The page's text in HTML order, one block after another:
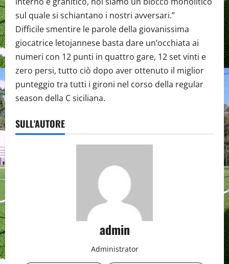
sul quale si schiantano i nostri avversari.”
Difficile smentire le parole della giovanissima
giocatrice letojannese basta dare un’occhiata ai
numeri con 12 punti in quattro gare, 12 set vinti e
zero persi, tutto ciò dopo aver ottenuto il miglior
punteggio tra tutti i gironi nel corso della regular
season della C siciliana.
SULL'AUTORE
admin
Administrator